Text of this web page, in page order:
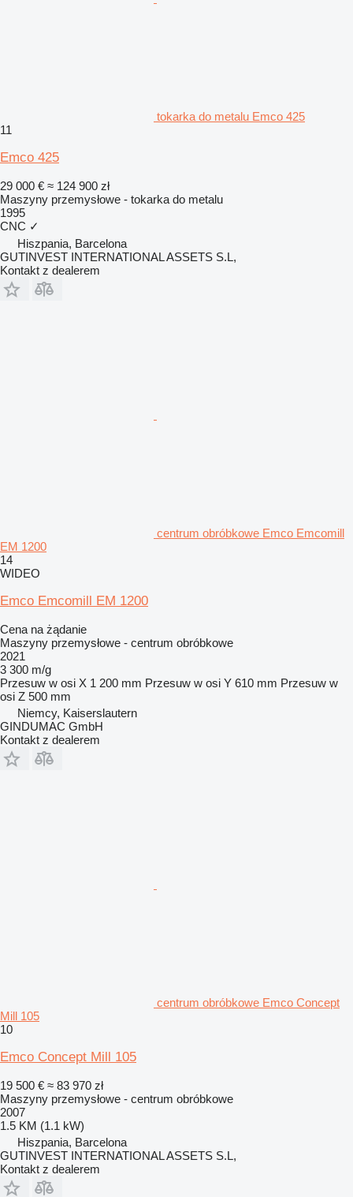
tokarka do metalu Emco 425
11
Emco 425
29 000 € ≈ 124 900 zł
Maszyny przemysłowe - tokarka do metalu
1995
CNC ✓
Hiszpania, Barcelona
GUTINVEST INTERNATIONAL ASSETS S.L,
Kontakt z dealerem
centrum obróbkowe Emco Emcomill
EM 1200
14
WIDEO
Emco Emcomill EM 1200
Cena na żądanie
Maszyny przemysłowe - centrum obróbkowe
2021
3 300 m/g
Przesuw w osi X 1 200 mm Przesuw w osi Y 610 mm Przesuw w
osi Z 500 mm
Niemcy, Kaiserslautern
GINDUMAC GmbH
Kontakt z dealerem
centrum obróbkowe Emco Concept
Mill 105
10
Emco Concept Mill 105
19 500 € ≈ 83 970 zł
Maszyny przemysłowe - centrum obróbkowe
2007
1.5 KM (1.1 kW)
Hiszpania, Barcelona
GUTINVEST INTERNATIONAL ASSETS S.L,
Kontakt z dealerem